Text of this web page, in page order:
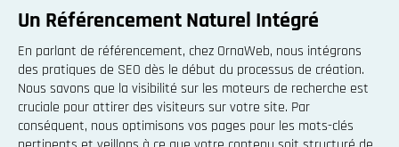
Un Référencement Naturel Intégré
En parlant de référencement, chez OrnaWeb, nous intégrons
des pratiques de SEO dès le début du processus de création.
Nous savons que la visibilité sur les moteurs de recherche est
cruciale pour attirer des visiteurs sur votre site. Par
conséquent, nous optimisons vos pages pour les mots-clés